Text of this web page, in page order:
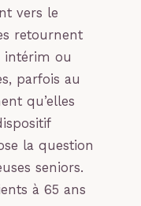
vers le
retournent
intérim ou
parfois au
qu’elles
la question
seniors.
à 65 ans